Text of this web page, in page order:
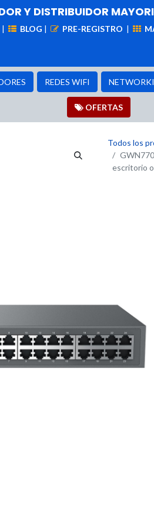
Y DISTRIBUIDOR
| BLOG | PRE-REGISTRO |
REDES WIFI
OFER​​​​TAS
Todos los
escritorio